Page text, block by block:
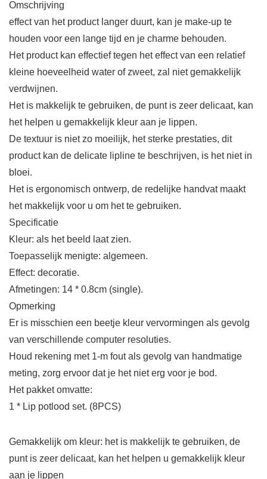
Omschrijving
effect van het product langer duurt, kan je make-up te
houden voor een lange tijd en je charme behouden.
Het product kan effectief tegen het effect van een relatief
kleine hoeveelheid water of zweet, zal niet gemakkelijk
verdwijnen.
Het is makkelijk te gebruiken, de punt is zeer delicaat, kan
het helpen u gemakkelijk kleur aan je lippen.
De textuur is niet zo moeilijk, het sterke prestaties, dit
product kan de delicate lipline te beschrijven, is het niet in
bloei.
Het is ergonomisch ontwerp, de redelijke handvat maakt
het makkelijk voor u om het te gebruiken.
Specificatie
Kleur: als het beeld laat zien.
Toepasselijk menigte: algemeen.
Effect: decoratie.
Afmetingen: 14 * 0.8cm (single).
Opmerking
Er is misschien een beetje kleur vervormingen als gevolg
van verschillende computer resoluties.
Houd rekening met 1-m fout als gevolg van handmatige
meting, zorg ervoor dat je het niet erg voor je bod.
Het pakket omvatte:
1 * Lip potlood set. (8PCS)
Gemakkelijk om kleur: het is makkelijk te gebruiken, de
punt is zeer delicaat, kan het helpen u gemakkelijk kleur
aan je lippen